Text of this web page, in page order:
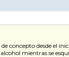
concepto desde el
mientras se